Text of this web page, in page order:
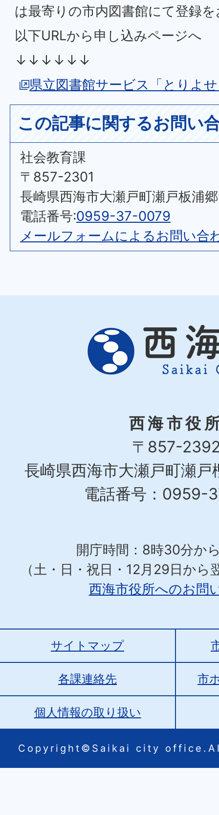
は最寄りの市内図書館にて登録
以下URLから申し込みページへ
↓↓↓↓↓↓
県立図書館サービス「とりよ
この記事に関するお問い
社会教育課
〒857-2301
長崎県西海市大瀬戸町瀬戸板浦
電話番号:0959-37-0079
メールフォームによるお問い合
西海市役
〒857-
長崎県西海市大瀬戸町瀬
電話番号：0959-
開庁時間：8時30分か
（土・日・祝日・12月29日から
西海市役所へのお問
サイトマップ
各課連絡先 市
個人情報の取り扱い
Copyright©Saikai city